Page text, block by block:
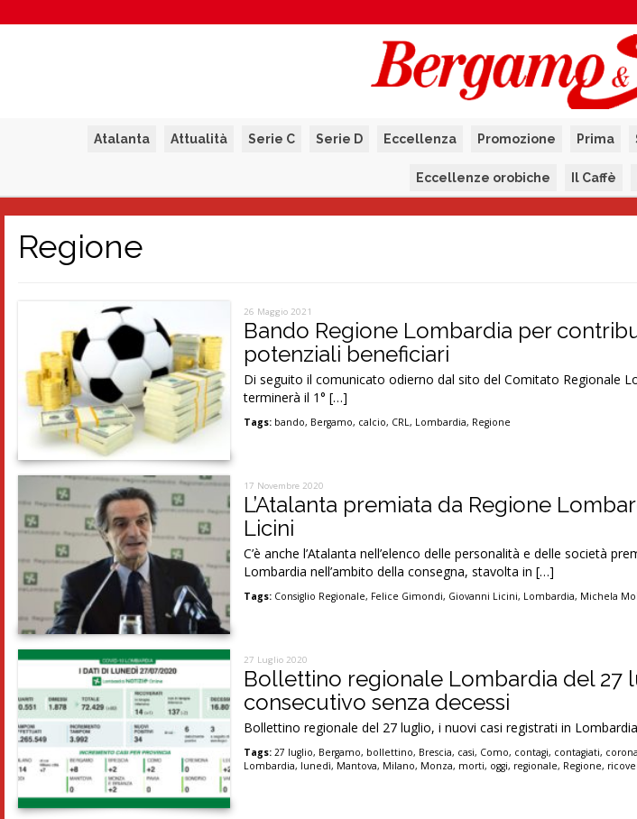
Atalanta Attualità Serie C Serie D Eccellenza Promozione Prima
Eccellenze orobiche Il Caffè
Regione
26 Maggio 2021
Bando Regione Lombardia per
potenziali beneficiari
Di seguito il comunicato odierno dal sito del Comitato Regionale
terminerà il 1° […]
Tags: bando, Bergamo, calcio, CRL, Lombardia, Regione
17 Novembre 2020
L’Atalanta premiata da Regione
Licini
C’è anche l’Atalanta nell’elenco delle personalità e delle società
Lombardia nell’ambito della consegna, stavolta in […]
Tags: Consiglio Regionale, Felice Gimondi, Giovanni Licini, Lombardia, Michela
27 Luglio 2020
Bollettino regionale Lombardia del 27
consecutivo senza decessi
Bollettino regionale del 27 luglio, i nuovi casi registrati in
Tags: 27 luglio, Bergamo, bollettino, Brescia, casi, Como, contagi, contagiati,
Lombardia, lunedì, Mantova, Milano, Monza, morti, oggi, regionale, Regione,